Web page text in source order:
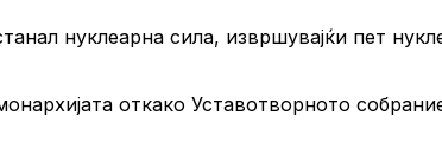
нуклеарна сила, извршувајќи пет
откако Уставотворното